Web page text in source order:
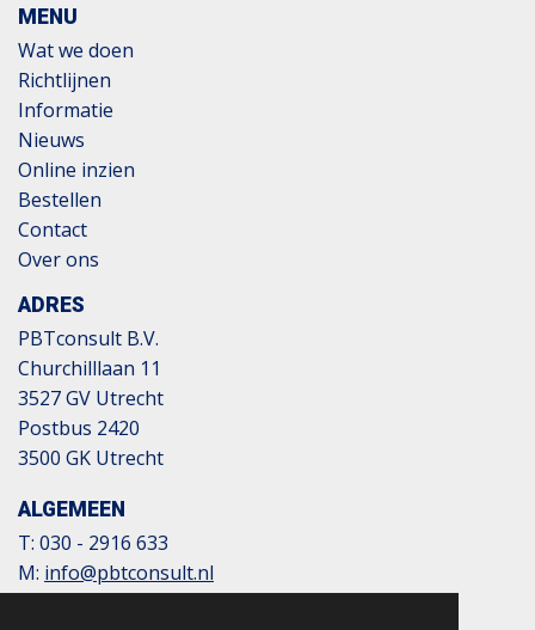
MENU
Wat we doen
Richtlijnen
Informatie
Nieuws
Online inzien
Bestellen
Contact
Over ons
ADRES
PBTconsult B.V.
Churchilllaan 11
3527 GV Utrecht
Postbus 2420
3500 GK Utrecht
ALGEMEEN
T: 030 - 2916 633
M: info@pbtconsult.nl